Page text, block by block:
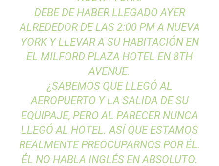
DEBE DE HABER LLEGADO AYER
ALREDEDOR DE LAS 2:00 PM A NUEVA
YORK Y LLEVAR A SU HABITACIÓN EN
EL MILFORD PLAZA HOTEL EN 8TH
AVENUE.
¿SABEMOS QUE LLEGÓ AL
AEROPUERTO Y LA SALIDA DE SU
EQUIPAJE, PERO AL PARECER NUNCA
LLEGÓ AL HOTEL.ASÍ QUE ESTAMOS
REALMENTE PREOCUPARNOS POR ÉL.
ÉL NO HABLA INGLÉS EN ABSOLUTO.